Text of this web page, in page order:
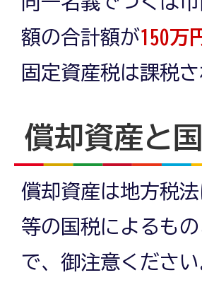
額の合計額が150万
固定資産税は課税さ
償却資産と
償却資産は地方税
等の国税によるも
で、御注意ください